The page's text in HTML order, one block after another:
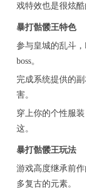
戏特效也是很炫
暴打骷髅王特色
参与皇城的乱斗
boss。
完成系统提供的
害。
穿上你的个性服
这。
暴打骷髅王玩法
游戏高度继承前
多复古的元素。